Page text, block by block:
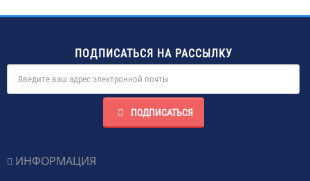
ПОДПИСАТЬСЯ НА РАССЫЛКУ
ПОДПИСАТЬСЯ
ИНФОРМАЦИЯ